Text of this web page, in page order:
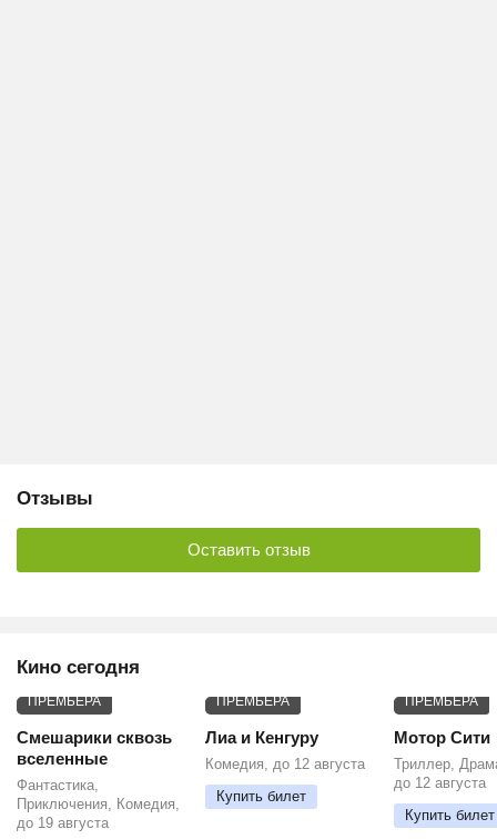
Отзывы
Оставить отзыв
Кино сегодня
ПРЕМЬЕРА
Смешарики сквозь
вселенные
Фантастика,
Приключения, Комедия,
до 19 августа
ПРЕМЬЕРА
Лиа и Кенгуру
Комедия, до 12 августа
Купить билет
ПРЕМЬЕРА
Мотор Сити
Триллер,
до 12 августа
Купить билет